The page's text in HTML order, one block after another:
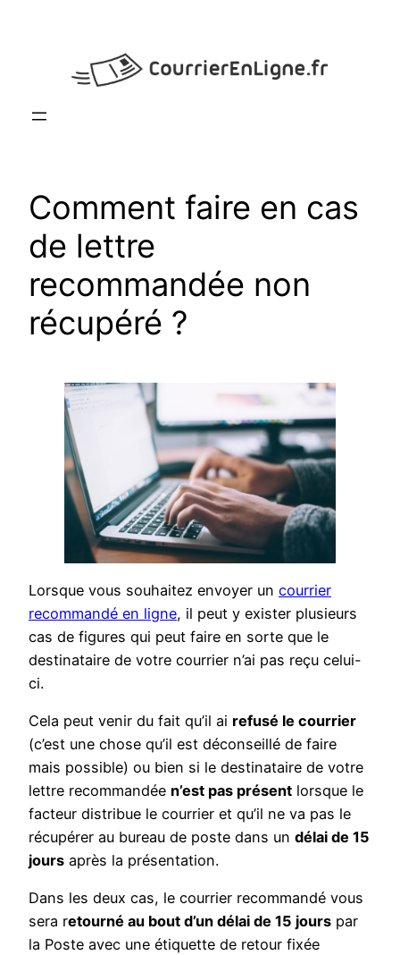
Comment faire en cas
de lettre
recommandée non
récupéré ?
Lorsque vous souhaitez envoyer un courrier
recommandé en ligne, il peut y exister plusieurs
cas de figures qui peut faire en sorte que le
destinataire de votre courrier n’ai pas reçu celui-
ci.
Cela peut venir du fait qu’il ai refusé le courrier
(c’est une chose qu’il est déconseillé de faire
mais possible) ou bien si le destinataire de votre
lettre recommandée n’est pas présent lorsque le
facteur distribue le courrier et qu’il ne va pas le
récupérer au bureau de poste dans un délai de 15
jours après la présentation.
Dans les deux cas, le courrier recommandé vous
sera retourné au bout d’un délai de 15 jours par
la Poste avec une étiquette de retour fixée